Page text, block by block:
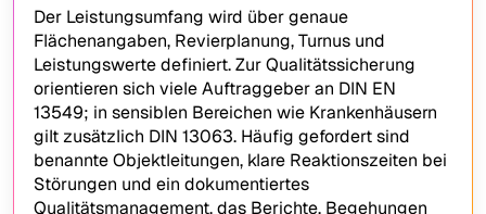
Der Leistungsumfang wird über genaue
Flächenangaben, Revierplanung, Turnus und
Leistungswerte definiert. Zur Qualitätssicherung
orientieren sich viele Auftraggeber an DIN EN
13549; in sensiblen Bereichen wie Krankenhäusern
gilt zusätzlich DIN 13063. Häufig gefordert sind
benannte Objektleitungen, klare Reaktionszeiten bei
Störungen und ein dokumentiertes
Qualitätsmanagement, das Berichte, Begehungen